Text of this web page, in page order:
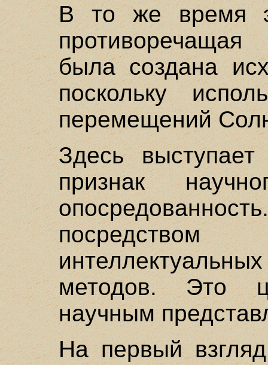
В то же время
была создана
поскольку
перемещений
Здесь
признак
методов. Это
научным
На первый